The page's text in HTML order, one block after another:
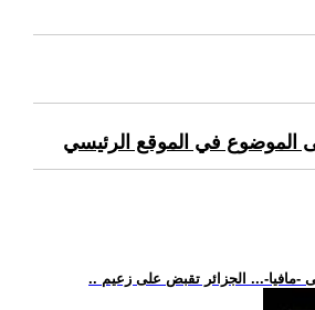
الموضوع في الموقع الرئيسي
-مافيا-... الجزائر تقبض على زعيم